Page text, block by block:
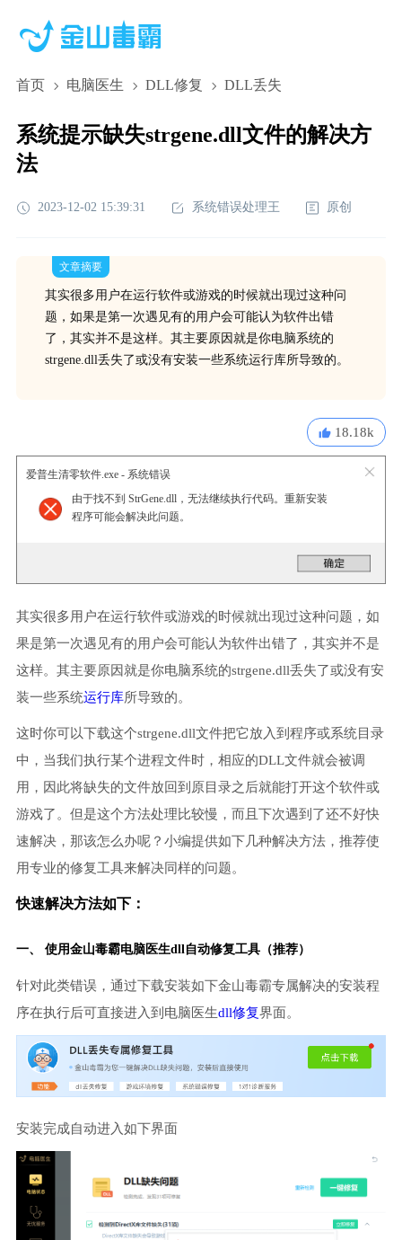
首页 电脑医生 DLL修复 DLL丢失
系统提示缺失strgene.dll文件的解决方
法
2023-12-02 15:39:31 系统错误处理王 原创
文章摘要
其实很多用户在运行软件或游戏的时候就出现过这种问
题，如果是第一次遇见有的用户会可能认为软件出错
了，其实并不是这样。其主要原因就是你电脑系统的
strgene.dll丢失了或没有安装一些系统运行库所导致的。
18.18k
爱普生清零软件.exe - 系统错误
由于找不到 StrGene.dll，无法继续执行代码。重新安装
程序可能会解决此问题。
其实很多用户在运行软件或游戏的时候就出现过这种问题，如
果是第一次遇见有的用户会可能认为软件出错了，其实并不是
这样。其主要原因就是你电脑系统的strgene.dll丢失了或没有安
装一些系统运行库所导致的。
这时你可以下载这个strgene.dll文件把它放入到程序或系统目录
中，当我们执行某个进程文件时，相应的DLL文件就会被调
用，因此将缺失的文件放回到原目录之后就能打开这个软件或
游戏了。但是这个方法处理比较慢，而且下次遇到了还不好快
速解决，那该怎么办呢？小编提供如下几种解决方法，推荐使
用专业的修复工具来解决同样的问题。
快速解决方法如下：
一、 使用金山毒霸电脑医生dll自动修复工具（推荐）
针对此类错误，通过下载安装如下金山毒霸专属解决的安装程
序在执行后可直接进入到电脑医生dll修复界面。
安装完成自动进入如下界面